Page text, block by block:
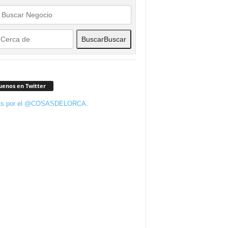
BuscarBuscar
en Twitter
por el @COSASDELORCA.